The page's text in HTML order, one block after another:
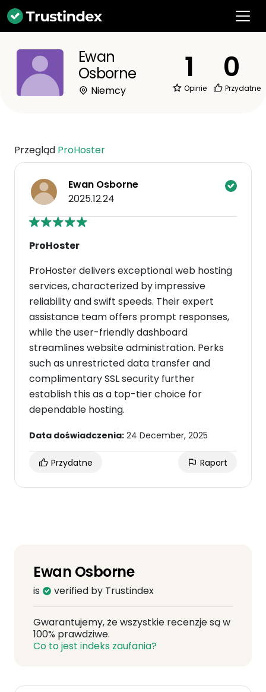
Ewan
Osborne
Niemcy
1
Opinie
0
Przydatne
Przegląd ProHoster
Ewan Osborne
2025.12.24
ProHoster
ProHoster delivers exceptional web hosting
services, characterized by impressive
reliability and swift speeds. Their expert
assistance team offers prompt responses,
while the user-friendly dashboard
streamlines website administration. Perks
such as unrestricted data transfer and
complimentary SSL security further
establish this as a top-tier choice for
dependable hosting.
Data doświadczenia: 24 December, 2025
Przydatne Raport
Ewan Osborne
is verified by Trustindex
Gwarantujemy, że wszystkie recenzje są w
100% prawdziwe.
Co to jest indeks zaufania?